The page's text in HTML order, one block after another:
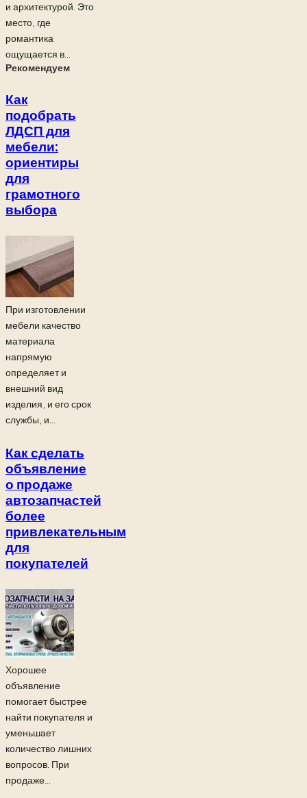
и архитектурой. Это
место, где
романтика
ощущается в...
Рекомендуем
Как
подобрать
ЛДСП для
мебели:
ориентиры
для
грамотного
выбора
При изготовлении
мебели качество
материала
напрямую
определяет и
внешний вид
изделия, и его срок
службы, и...
Как сделать
объявление
о продаже
автозапчастей
более
привлекательным
для
покупателей
Хорошее
объявление
помогает быстрее
найти покупателя и
уменьшает
количество лишних
вопросов. При
продаже...